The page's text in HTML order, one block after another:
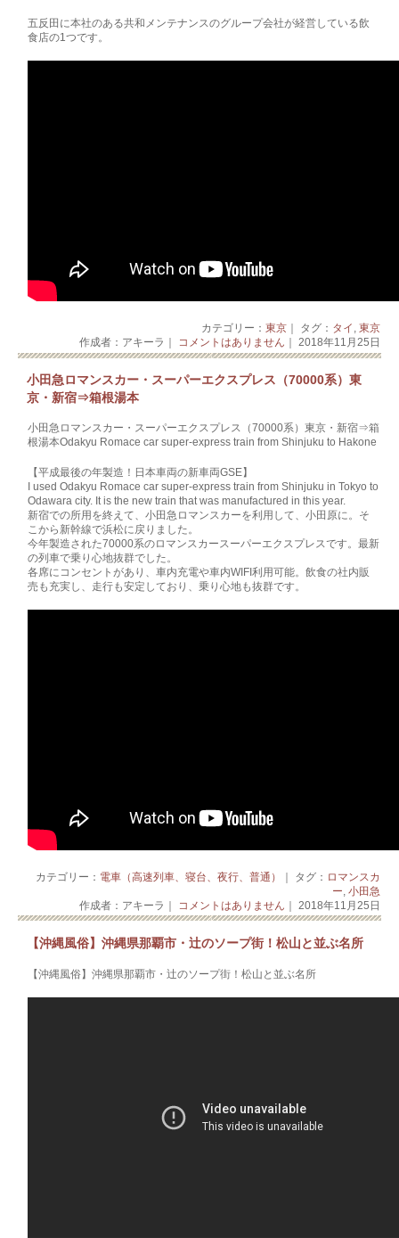
五反田に本社のある共和メンテナンスのグループ会社が経営している飲
食店の1つです。
カテゴリー： 東京｜ タグ： タイ 東京
作成者：アキーラ｜
コメントはありません ｜ 2018年11月25日
小田急ロマンスカー・スーパーエクスプレス（70000系）東
京・新宿⇒箱根湯本
小田急ロマンスカー・スーパーエクスプレス（70000系）東京・新宿⇒箱
根湯本Odakyu Romace car super-express train from Shinjuku to Hakone
【平成最後の年製造！日本車両の新車両GSE】
I used Odakyu Romace car super-express train from Shinjuku in Tokyo to
Odawara city. It is the new train that was manufactured in this year.
新宿での所用を終えて、小田急ロマンスカーを利用して、小田原に。そ
こから新幹線で浜松に戻りました。
今年製造された70000系のロマンスカースーパーエクスプレスです。最新
の列車で乗り心地抜群でした。
各席にコンセントがあり、車内充電や車内WIFI利用可能。飲食の社内販
売も充実し、走行も安定しており、乗り心地も抜群です。
カテゴリー： 電車（高速列車、寝台、夜行、普通） ｜ タグ： ロマンスカ
ー, 小田急
作成者：アキーラ｜ コメントはありません ｜ 2018年11月25日
【沖縄風俗】沖縄県那覇市・辻のソープ街！松山と並ぶ名所
【沖縄風俗】沖縄県那覇市・辻のソープ街！松山と並ぶ名所